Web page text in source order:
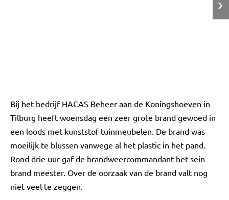
Bij het bedrijf HACAS Beheer aan de Koningshoeven in
Tilburg heeft woensdag een zeer grote brand gewoed in
een loods met kunststof tuinmeubelen. De brand was
moeilijk te blussen vanwege al het plastic in het pand.
Rond drie uur gaf de brandweercommandant het sein
brand meester. Over de oorzaak van de brand valt nog
niet veel te zeggen.